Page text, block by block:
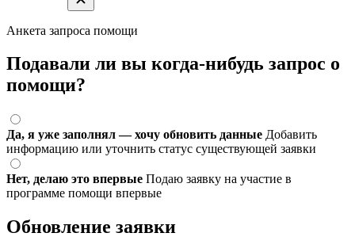
Анкета запроса помощи
Подавали ли вы когда-нибудь запрос о
помощи?
Да, я уже заполнял — хочу обновить данные Добавить
информацию или уточнить статус существующей заявки
Нет, делаю это впервые Подаю заявку на участие в
программе помощи впервые
Обновление заявки